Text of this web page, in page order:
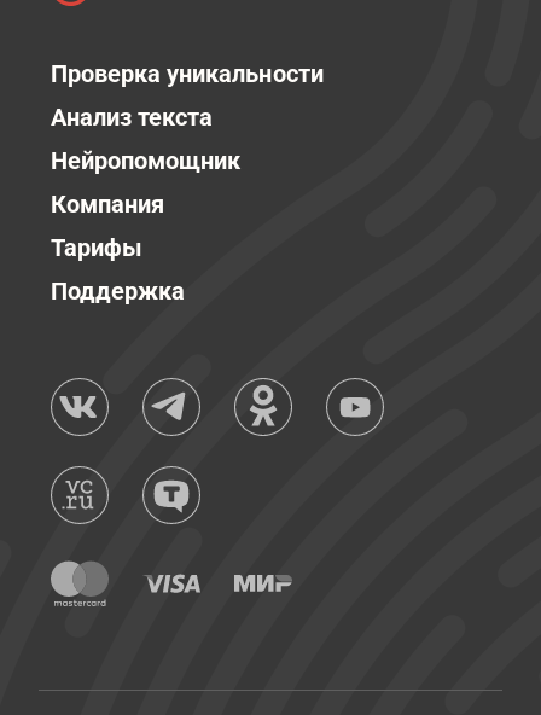
Проверка уникальности
Анализ текста
Нейропомощник
Компания
Тарифы
Поддержка